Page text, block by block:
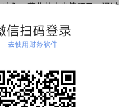
入、营业外支出等项目，通过
，如果企业的营业收入持续增
润下降，可能需要关注成本费
信扫码登录
去使用财务软件